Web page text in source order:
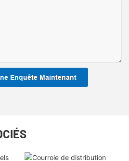
Enquête Maintenant